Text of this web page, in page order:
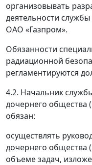
организовывать
деятельности
ОАО «Газпром».
Обязанности
радиационной
регламентируются
4.2. Начальник
дочернего общества
обязан:
осуществлять
дочернего общества
объеме задач,